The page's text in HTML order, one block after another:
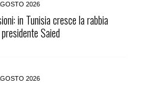
2026
in Tunisia cresce la rabbia
Saied
2026